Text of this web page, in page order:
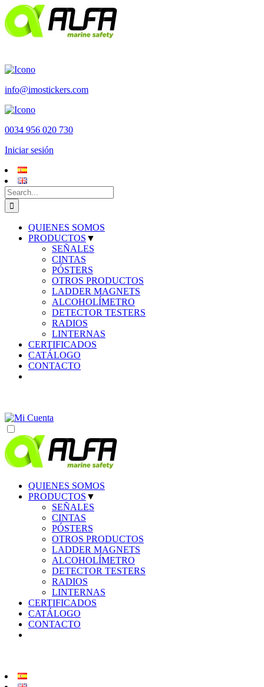
Skip
to
content
info@imostickers.com
0034 956 020 730
Iniciar sesión
Search
for:
QUIENES SOMOS
PRODUCTOS ▼
SEÑALES
CINTAS
PÓSTERS
OTROS PRODUCTOS
LADDER MAGNETS
ALCOHOLÍMETRO
DETECTOR TESTERS
RADIOS
LINTERNAS
CERTIFICADOS
CATÁLOGO
CONTACTO
QUIENES SOMOS
PRODUCTOS ▼
SEÑALES
CINTAS
PÓSTERS
OTROS PRODUCTOS
LADDER MAGNETS
ALCOHOLÍMETRO
DETECTOR TESTERS
RADIOS
LINTERNAS
CERTIFICADOS
CATÁLOGO
CONTACTO